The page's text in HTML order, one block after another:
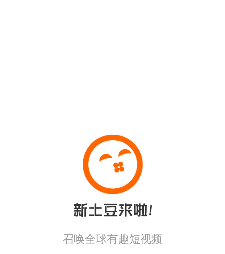
召唤全球有趣短视频